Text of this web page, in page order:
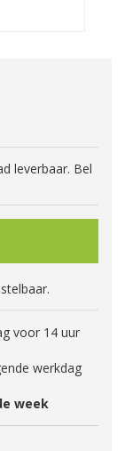
leverbaar. Bel
voor 14 uur
werkdag
week